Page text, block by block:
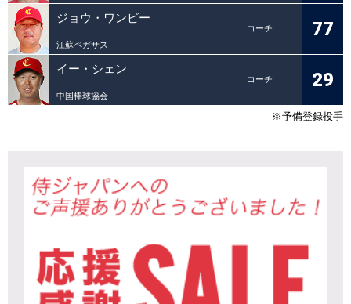
ジョウ・ワンビー
コーチ
江蘇ペガサス
77
イー・シェン
コーチ
中国棒球協会
29
※予備登録投手